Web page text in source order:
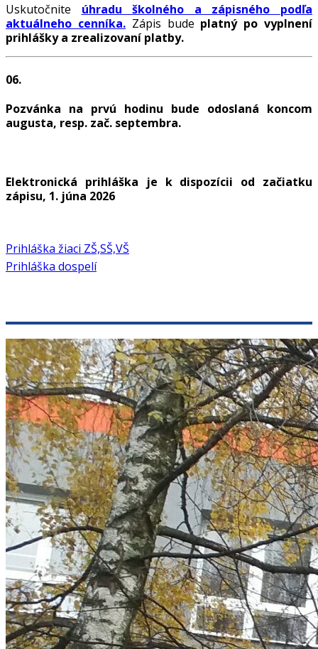
Uskutočnite úhradu školného a zápisného podľa
aktuálneho cenníka.Zápis bude platný po vyplnení
prihlášky a zrealizovaní platby.
06.
Pozvánka na prvú hodinu bude odoslaná koncom
augusta, resp. zač. septembra.
Elektronická prihláška je k dispozícii od začiatku
zápisu, 1. júna 2026
Prihláška žiaci ZŠ,SŠ,VŠ
Prihláška dospelí